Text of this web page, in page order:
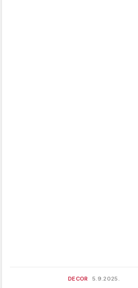
DECOR 5.9.2025.